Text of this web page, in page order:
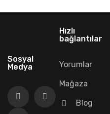
Sosyal
Medya
Hızlı
bağlantılar
Yorumlar
Mağaza
Blog